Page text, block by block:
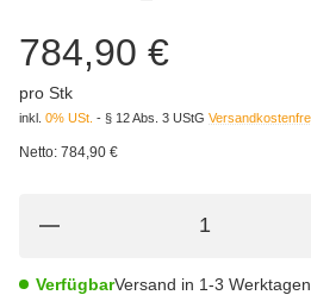
784,90 €
pro Stk
inkl. 0% USt. - § 12 Abs. 3 UStG
Netto: 784,90 €
VerfügbarVersand in 1-3 Werktagen